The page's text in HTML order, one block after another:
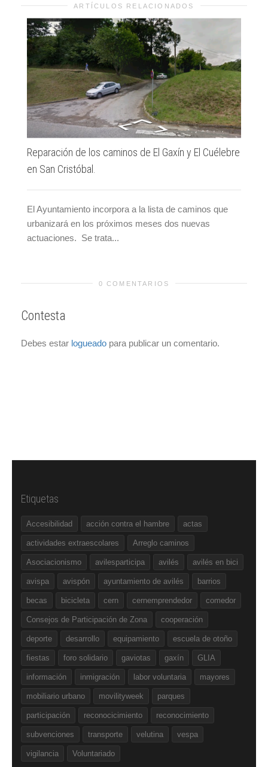
ARTÍCULOS RELACIONADOS
Reparación de los caminos de El Gaxín y El Cuélebre
en San Cristóbal.
El Ayuntamiento incorpora a la lista de caminos que
urbanizará en los próximos meses dos nuevas
actuaciones. Se trata...
0 COMENTARIOS
Contesta
Debes estar logueado para publicar un comentario.
Etiquetas
Accesibilidad acción contra el hambre actas
actividades extraescolares Arreglo caminos
Asociacionismo avilesparticipa avilés avilés en bici
avispa avispón ayuntamiento de avilés barrios
becas bicicleta cern cernemprendedor comedor
Consejos de Participación de Zona cooperación
deporte desarrollo equipamiento escuela de otoño
fiestas foro solidario gaviotas gaxín GLIA
información inmigración labor voluntaria mayores
mobiliario urbano movilityweek parques
participación reconocicimiento reconocimiento
subvenciones transporte velutina vespa
vigilancia Voluntariado